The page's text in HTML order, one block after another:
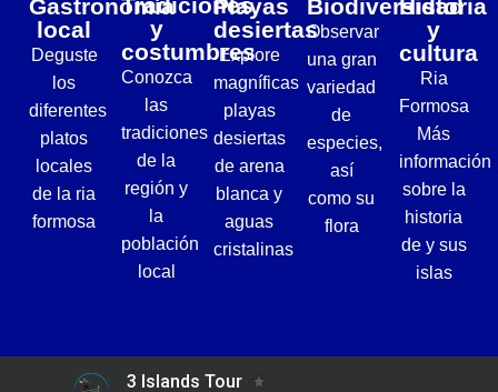
Gastronomía
local
Deguste
los
diferentes
platos
locales
de la ria
formosa
Tradiciones
y
costumbres
Conozca
las
tradiciones
de la
región y
la
población
local
Playas
desiertas
Explore
magníficas
playas
desiertas
de arena
blanca y
aguas
cristalinas
Biodiversidad
Observar
una gran
variedad
de
especies,
así
como su
flora
Historia
y
cultura
Ria
Formosa
Más
información
sobre la
historia
de y sus
islas